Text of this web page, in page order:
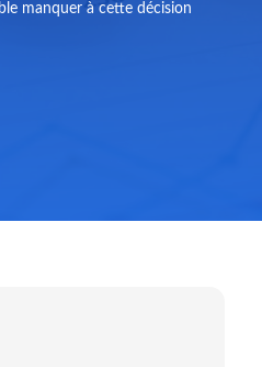
manquer à cette décision